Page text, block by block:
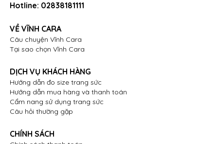
Hotline: 02838181111
VỀ VĨNH CARA
Câu chuyện Vĩnh Cara
Tại sao chọn Vĩnh Cara
DỊCH VỤ KHÁCH HÀNG
Hướng dẫn đo size trang sức
Hướng dẫn mua hàng và thanh toán
Cẩm nang sử dụng trang sức
Câu hỏi thường gặp
CHÍNH SÁCH